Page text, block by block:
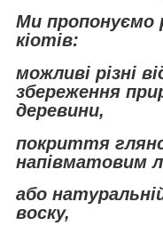
Ми пропонуємо
кіотів:
можливі різні
збереження
деревини,
покриття
напівматовим
або
воску,